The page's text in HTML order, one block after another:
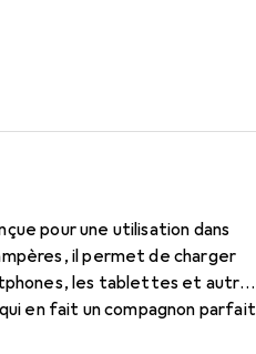
pour une utilisation dans
il permet de charger
les tablettes et autres
en fait un compagnon parfait